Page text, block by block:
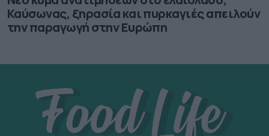
Καύσωνας, ξηρασία και πυρκαγιές απειλούν
την παραγωγή στην Ευρώπη